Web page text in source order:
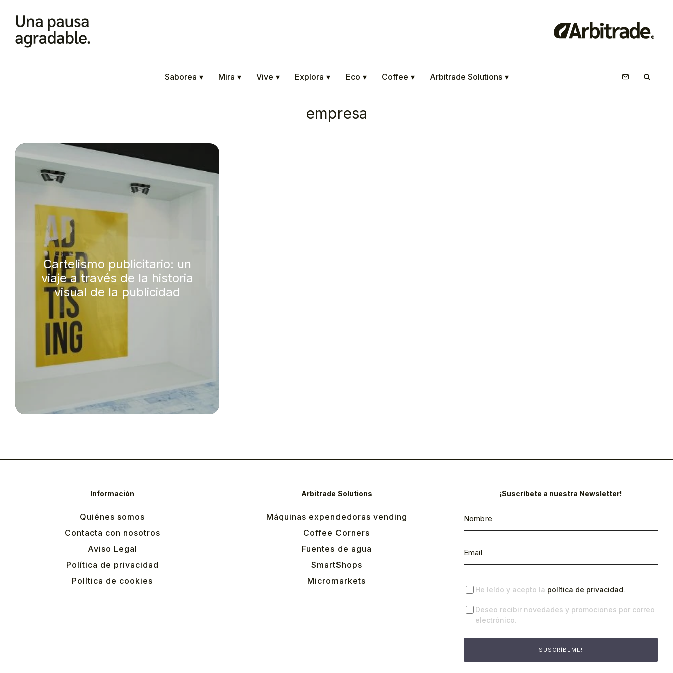
Saborea ▾ Mira ▾ Vive ▾ Explora ▾ Eco ▾ Coffee ▾ Arbitrade Solutions ▾
empresa
Cartelismo publicitario: un
viaje a través de la historia
visual de la publicidad
Información
Quiénes somos
Contacta con nosotros
Aviso Legal
Política de privacidad
Política de cookies
Arbitrade Solutions
Máquinas expendedoras vending
Coffee Corners
Fuentes de agua
SmartShops
Micromarkets
¡Suscríbete a nuestra Newsletter!
He leído y acepto la política de privacidad.
Deseo recibir novedades y promociones por correo
electrónico.